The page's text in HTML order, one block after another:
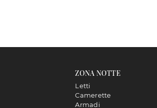
ZONA NOTTE
Letti
Camerette
Armadi